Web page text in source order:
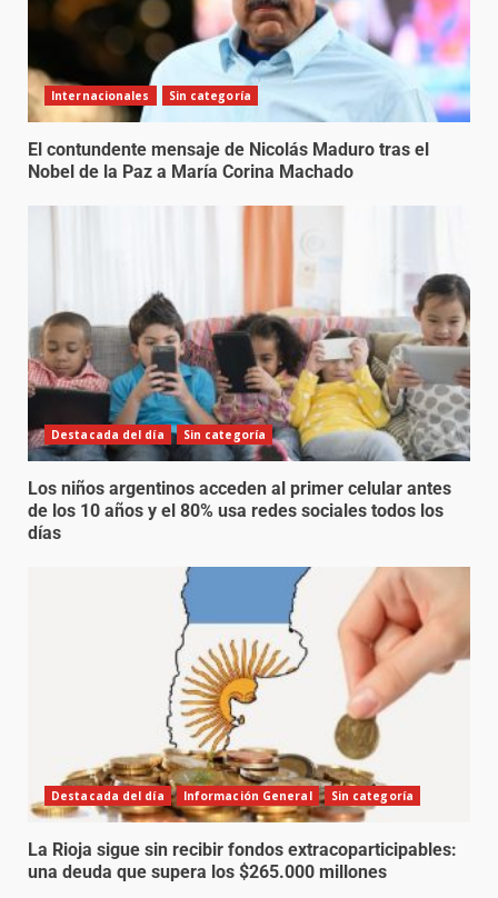
Internacionales Sin categoría
El contundente mensaje de Nicolás Maduro tras el
Nobel de la Paz a María Corina Machado
Destacada del día Sin categoría
Los niños argentinos acceden al primer celular antes
de los 10 años y el 80% usa redes sociales todos los
días
Destacada del día Información General Sin categoría
La Rioja sigue sin recibir fondos extracoparticipables:
una deuda que supera los $265.000 millones